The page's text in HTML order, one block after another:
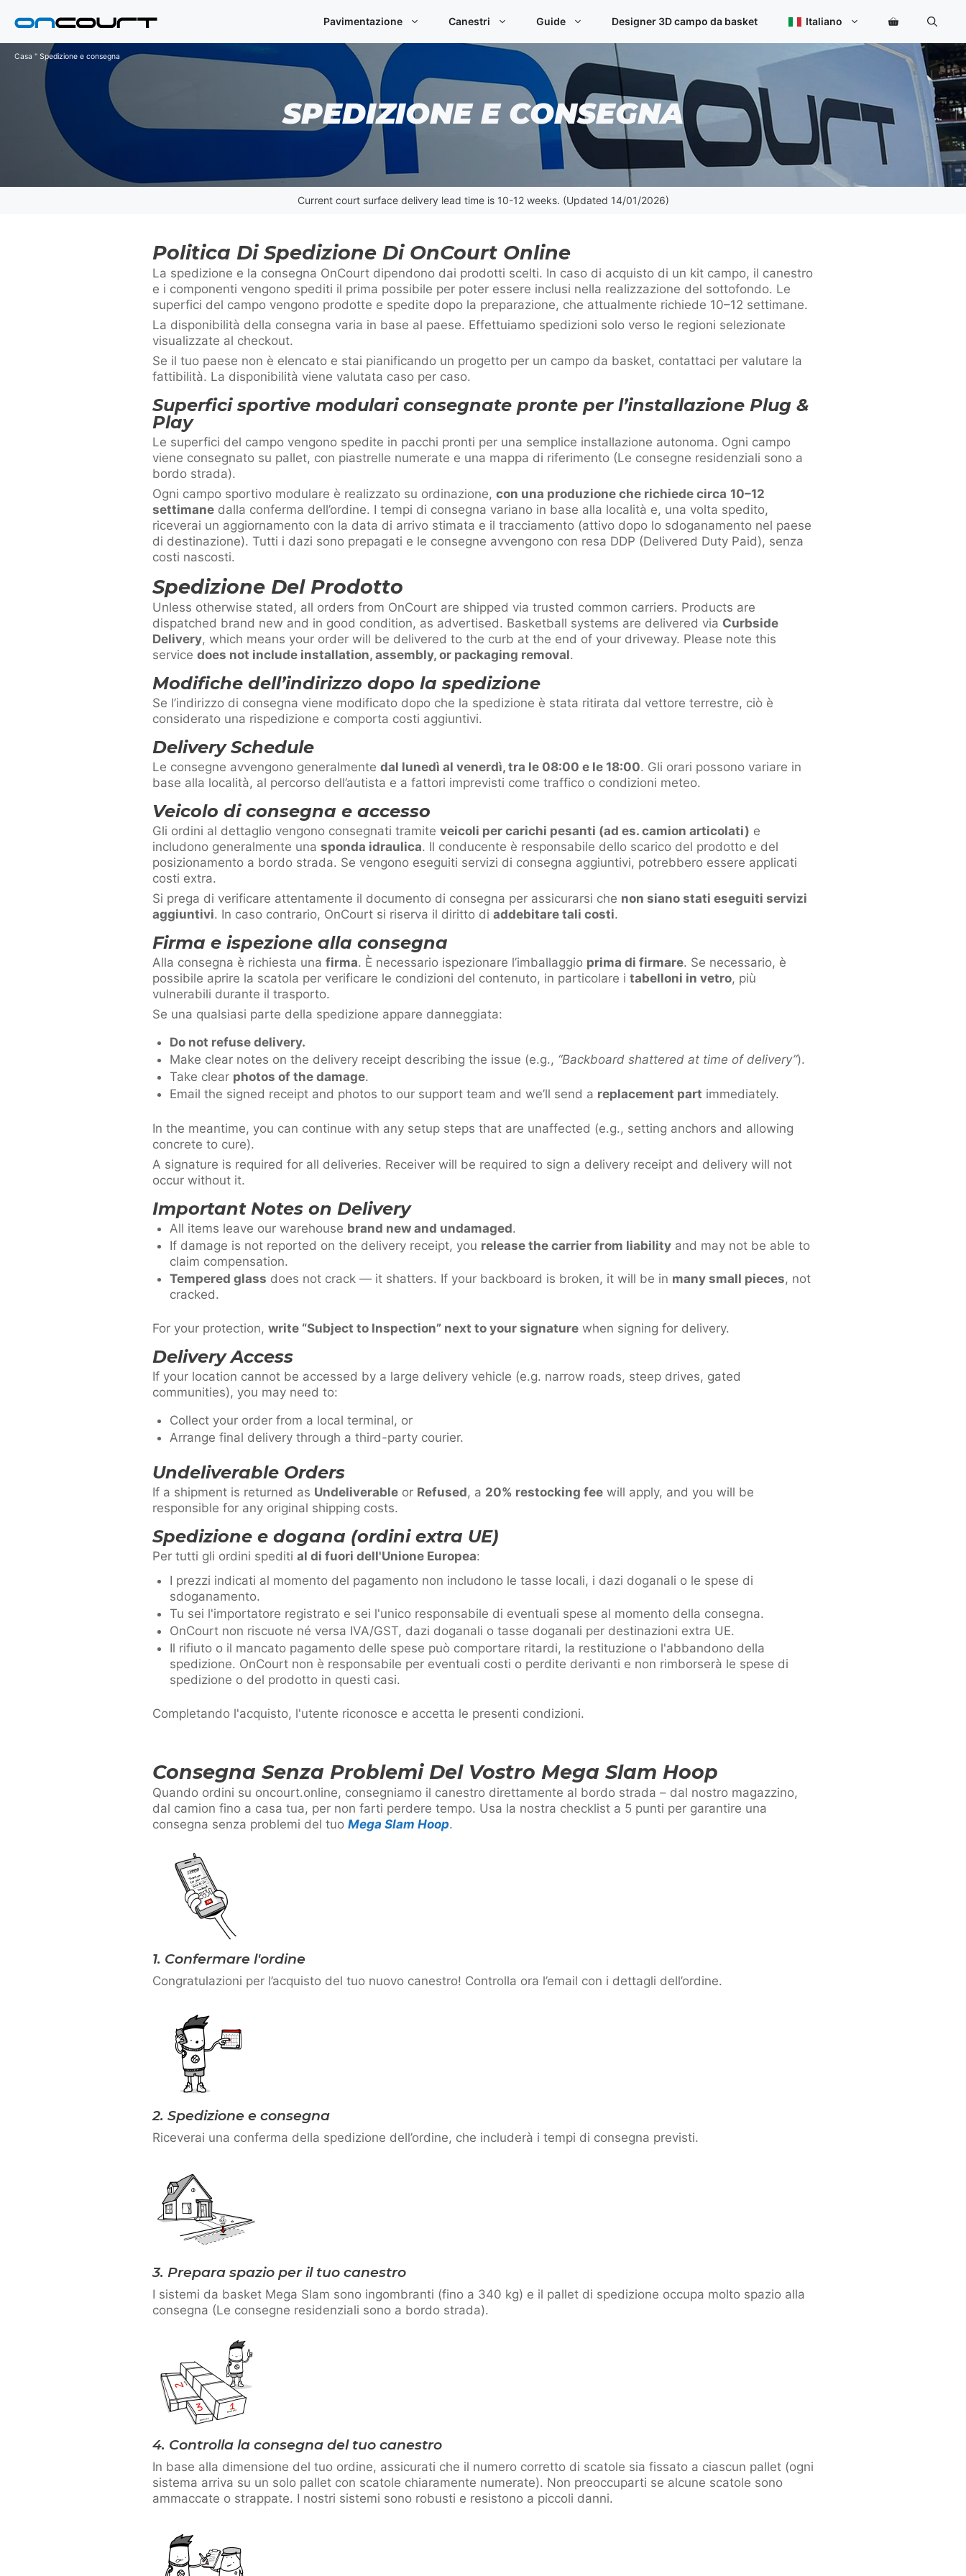
Pavimentazione Canestri Guide Designer 3D campo da basket Italiano
Casa " Spedizione e consegna
SPEDIZIONE E CONSEGNA
Current court surface delivery lead time is 10-12 weeks. (Updated 14/01/2026)
Politica Di Spedizione Di OnCourt Online
La spedizione e la consegna OnCourt dipendono dai prodotti scelti. In caso di acquisto di un kit campo, il canestro
e i componenti vengono spediti il prima possibile per poter essere inclusi nella realizzazione del sottofondo. Le
superfici del campo vengono prodotte e spedite dopo la preparazione, che attualmente richiede 10–12 settimane.
La disponibilità della consegna varia in base al paese. Effettuiamo spedizioni solo verso le regioni selezionate
visualizzate al checkout.
Se il tuo paese non è elencato e stai pianificando un progetto per un campo da basket, contattaci per valutare la
fattibilità. La disponibilità viene valutata caso per caso.
Superfici sportive modulari consegnate pronte per l’installazione Plug &
Play
Le superfici del campo vengono spedite in pacchi pronti per una semplice installazione autonoma. Ogni campo
viene consegnato su pallet, con piastrelle numerate e una mappa di riferimento (Le consegne residenziali sono a
bordo strada).
Ogni campo sportivo modulare è realizzato su ordinazione, con una produzione che richiede circa 10–12
settimane dalla conferma dell’ordine. I tempi di consegna variano in base alla località e, una volta spedito,
riceverai un aggiornamento con la data di arrivo stimata e il tracciamento (attivo dopo lo sdoganamento nel paese
di destinazione). Tutti i dazi sono prepagati e le consegne avvengono con resa DDP (Delivered Duty Paid), senza
costi nascosti.
Spedizione Del Prodotto
Unless otherwise stated, all orders from OnCourt are shipped via trusted common carriers. Products are
dispatched brand new and in good condition, as advertised. Basketball systems are delivered via Curbside
Delivery, which means your order will be delivered to the curb at the end of your driveway. Please note this
service does not include installation, assembly, or packaging removal.
Modifiche dell’indirizzo dopo la spedizione
Se l’indirizzo di consegna viene modificato dopo che la spedizione è stata ritirata dal vettore terrestre, ciò è
considerato una rispedizione e comporta costi aggiuntivi.
Delivery Schedule
Le consegne avvengono generalmente dal lunedì al venerdì, tra le 08:00 e le 18:00. Gli orari possono variare in
base alla località, al percorso dell’autista e a fattori imprevisti come traffico o condizioni meteo.
Veicolo di consegna e accesso
Gli ordini al dettaglio vengono consegnati tramite veicoli per carichi pesanti (ad es. camion articolati) e
includono generalmente una sponda idraulica. Il conducente è responsabile dello scarico del prodotto e del
posizionamento a bordo strada. Se vengono eseguiti servizi di consegna aggiuntivi, potrebbero essere applicati
costi extra.
Si prega di verificare attentamente il documento di consegna per assicurarsi che non siano stati eseguiti servizi
aggiuntivi. In caso contrario, OnCourt si riserva il diritto di addebitare tali costi.
Firma e ispezione alla consegna
Alla consegna è richiesta una firma. È necessario ispezionare l’imballaggio prima di firmare. Se necessario, è
possibile aprire la scatola per verificare le condizioni del contenuto, in particolare i tabelloni in vetro, più
vulnerabili durante il trasporto.
Se una qualsiasi parte della spedizione appare danneggiata:
Do not refuse delivery.
Make clear notes on the delivery receipt describing the issue (e.g., “Backboard shattered at time of delivery”).
Take clear photos of the damage.
Email the signed receipt and photos to our support team and we’ll send a replacement part immediately.
In the meantime, you can continue with any setup steps that are unaffected (e.g., setting anchors and allowing
concrete to cure).
A signature is required for all deliveries. Receiver will be required to sign a delivery receipt and delivery will not
occur without it.
Important Notes on Delivery
All items leave our warehouse brand new and undamaged.
If damage is not reported on the delivery receipt, you release the carrier from liability and may not be able to
claim compensation.
Tempered glass does not crack — it shatters. If your backboard is broken, it will be in many small pieces, not
cracked.
For your protection, write “Subject to Inspection” next to your signature when signing for delivery.
Delivery Access
If your location cannot be accessed by a large delivery vehicle (e.g. narrow roads, steep drives, gated
communities), you may need to:
Collect your order from a local terminal, or
Arrange final delivery through a third-party courier.
Undeliverable Orders
If a shipment is returned as Undeliverable or Refused, a 20% restocking fee will apply, and you will be
responsible for any original shipping costs.
Spedizione e dogana (ordini extra UE)
Per tutti gli ordini spediti al di fuori dell'Unione Europea:
I prezzi indicati al momento del pagamento non includono le tasse locali, i dazi doganali o le spese di
sdoganamento.
Tu sei l'importatore registrato e sei l'unico responsabile di eventuali spese al momento della consegna.
OnCourt non riscuote né versa IVA/GST, dazi doganali o tasse doganali per destinazioni extra UE.
Il rifiuto o il mancato pagamento delle spese può comportare ritardi, la restituzione o l'abbandono della
spedizione. OnCourt non è responsabile per eventuali costi o perdite derivanti e non rimborserà le spese di
spedizione o del prodotto in questi casi.
Completando l'acquisto, l'utente riconosce e accetta le presenti condizioni.
Consegna Senza Problemi Del Vostro Mega Slam Hoop
Quando ordini su oncourt.online, consegniamo il canestro direttamente al bordo strada – dal nostro magazzino,
dal camion fino a casa tua, per non farti perdere tempo. Usa la nostra checklist a 5 punti per garantire una
consegna senza problemi del tuo Mega Slam Hoop.
1. Confermare l'ordine
Congratulazioni per l’acquisto del tuo nuovo canestro! Controlla ora l’email con i dettagli dell’ordine.
2. Spedizione e consegna
Riceverai una conferma della spedizione dell’ordine, che includerà i tempi di consegna previsti.
3. Prepara spazio per il tuo canestro
I sistemi da basket Mega Slam sono ingombranti (fino a 340 kg) e il pallet di spedizione occupa molto spazio alla
consegna (Le consegne residenziali sono a bordo strada).
4. Controlla la consegna del tuo canestro
In base alla dimensione del tuo ordine, assicurati che il numero corretto di scatole sia fissato a ciascun pallet (ogni
sistema arriva su un solo pallet con scatole chiaramente numerate). Non preoccuparti se alcune scatole sono
ammaccate o strappate. I nostri sistemi sono robusti e resistono a piccoli danni.